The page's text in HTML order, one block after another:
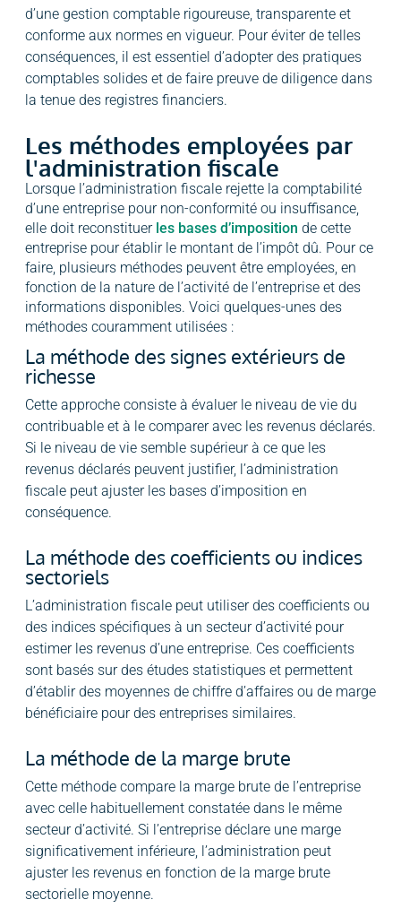
d’une gestion comptable rigoureuse, transparente et
conforme aux normes en vigueur. Pour éviter de telles
conséquences, il est essentiel d’adopter des pratiques
comptables solides et de faire preuve de diligence dans
la tenue des registres financiers.
Les méthodes employées par
l'administration fiscale
Lorsque l’administration fiscale rejette la comptabilité
d’une entreprise pour non-conformité ou insuffisance,
elle doit reconstituer les bases d’imposition de cette
entreprise pour établir le montant de l’impôt dû. Pour ce
faire, plusieurs méthodes peuvent être employées, en
fonction de la nature de l’activité de l’entreprise et des
informations disponibles. Voici quelques-unes des
méthodes couramment utilisées :
La méthode des signes extérieurs de
richesse
Cette approche consiste à évaluer le niveau de vie du
contribuable et à le comparer avec les revenus déclarés.
Si le niveau de vie semble supérieur à ce que les
revenus déclarés peuvent justifier, l’administration
fiscale peut ajuster les bases d’imposition en
conséquence.
La méthode des coefficients ou indices
sectoriels
L’administration fiscale peut utiliser des coefficients ou
des indices spécifiques à un secteur d’activité pour
estimer les revenus d’une entreprise. Ces coefficients
sont basés sur des études statistiques et permettent
d’établir des moyennes de chiffre d’affaires ou de marge
bénéficiaire pour des entreprises similaires.
La méthode de la marge brute
Cette méthode compare la marge brute de l’entreprise
avec celle habituellement constatée dans le même
secteur d’activité. Si l’entreprise déclare une marge
significativement inférieure, l’administration peut
ajuster les revenus en fonction de la marge brute
sectorielle moyenne.